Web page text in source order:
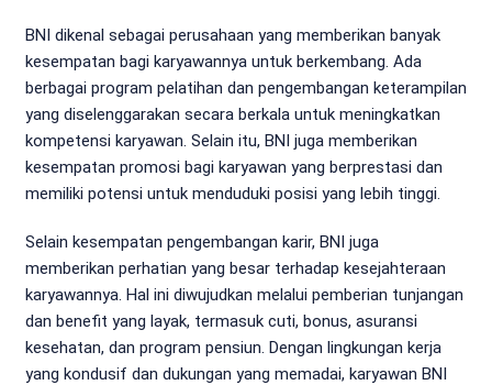
BNI dikenal sebagai perusahaan yang memberikan banyak
kesempatan bagi karyawannya untuk berkembang. Ada
berbagai program pelatihan dan pengembangan keterampilan
yang diselenggarakan secara berkala untuk meningkatkan
kompetensi karyawan. Selain itu, BNI juga memberikan
kesempatan promosi bagi karyawan yang berprestasi dan
memiliki potensi untuk menduduki posisi yang lebih tinggi.
Selain kesempatan pengembangan karir, BNI juga
memberikan perhatian yang besar terhadap kesejahteraan
karyawannya. Hal ini diwujudkan melalui pemberian tunjangan
dan benefit yang layak, termasuk cuti, bonus, asuransi
kesehatan, dan program pensiun. Dengan lingkungan kerja
yang kondusif dan dukungan yang memadai, karyawan BNI